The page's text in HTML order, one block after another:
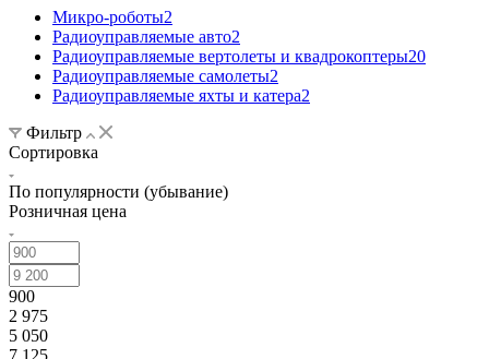
Микро-роботы2
Радиоуправляемые авто2
Радиоуправляемые вертолеты и квадрокоптеры20
Радиоуправляемые самолеты2
Радиоуправляемые яхты и катера2
Фильтр
Сортировка
По популярности (убывание)
Розничная цена
900
2 975
5 050
7 125